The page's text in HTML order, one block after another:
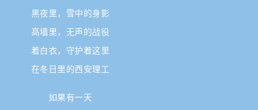
黑夜里，雪中的身影
高墙里，无声的战役
着白衣，守护着这里
在冬日里的西安理工
如果有一天